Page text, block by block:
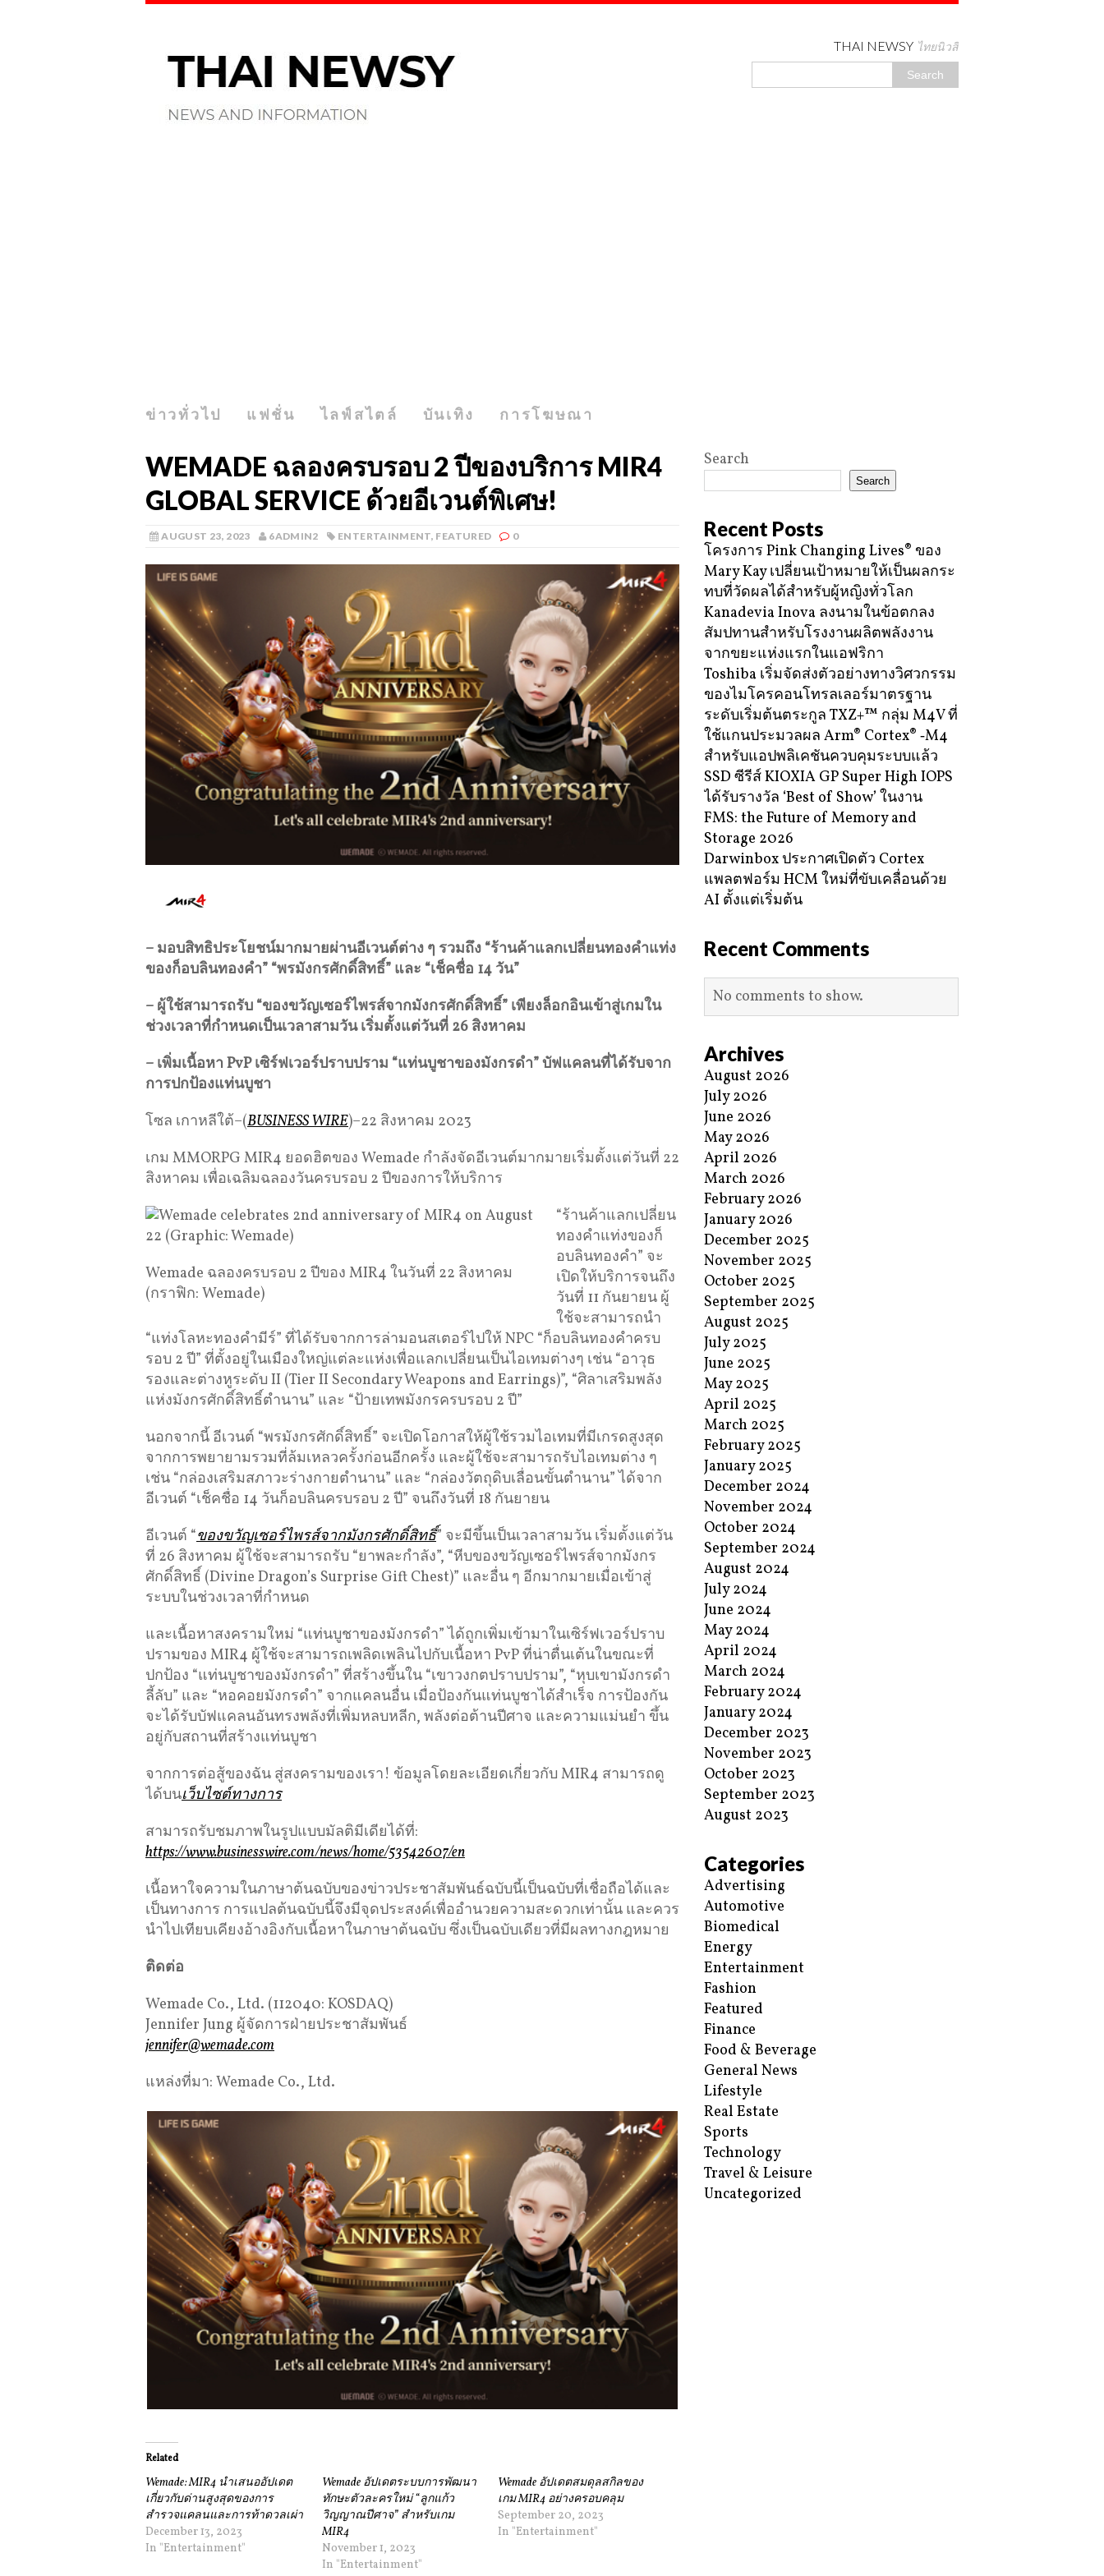
THAI NEWSY ไทยนิวสี่
ข่าวทั่วไป แฟชั่น ไลฟ์สไตล์ บันเทิง การโฆษณา
WEMADE ฉลองครบรอบ 2 ปีของบริการ MIR4
GLOBAL SERVICE ด้วยอีเวนต์พิเศษ!
AUGUST 23, 2023 6ADMIN2 ENTERTAINMENT, FEATURED 0
– มอบสิทธิประโยชน์มากมายผ่านอีเวนต์ต่าง ๆ รวมถึง “ร้านค้าแลกเปลี่ยนทองคำแท่ง
ของก็อบลินทองคำ” “พรมังกรศักดิ์สิทธิ์” และ “เช็คชื่อ 14 วัน”
– ผู้ใช้สามารถรับ “ของขวัญเซอร์ไพรส์จากมังกรศักดิ์สิทธิ์” เพียงล็อกอินเข้าสู่เกมใน
ช่วงเวลาที่กำหนดเป็นเวลาสามวัน เริ่มตั้งแต่วันที่ 26 สิงหาคม
– เพิ่มเนื้อหา PvPเซิร์ฟเวอร์ปราบปราม “แท่นบูชาของมังกรดำ” บัฟแคลนที่ได้รับจาก
การปกป้องแท่นบูชา
โซล เกาหลีใต้–(BUSINESS WIRE)–22 สิงหาคม 2023
เกม MMORPG MIR4 ยอดฮิตของ Wemade กำลังจัดอีเวนต์มากมายเริ่มตั้งแต่วันที่ 22
สิงหาคม เพื่อเฉลิมฉลองวันครบรอบ 2 ปีของการให้บริการ
Wemade ฉลองครบรอบ 2 ปีของ MIR4 ในวันที่ 22 สิงหาคม
(กราฟิก: Wemade)
“ร้านค้าแลกเปลี่ยน
ทองคำแท่งของก็
อบลินทองคำ” จะ
เปิดให้บริการจนถึง
วันที่ 11 กันยายน ผู้
ใช้จะสามารถนำ
“แท่งโลหะทองคำมีร์” ที่ได้รับจากการล่ามอนสเตอร์ไปให้ NPC “ก็อบลินทองคำครบ
รอบ 2 ปี” ที่ตั้งอยู่ในเมืองใหญ่แต่ละแห่งเพื่อแลกเปลี่ยนเป็นไอเทมต่างๆ เช่น “อาวุธ
รองและต่างหูระดับ II (Tier II Secondary Weapons and Earrings)”, “ศิลาเสริมพลัง
แห่งมังกรศักดิ์สิทธิ์ตำนาน” และ “ป้ายเทพมังกรครบรอบ 2 ปี”
นอกจากนี้ อีเวนต์ “พรมังกรศักดิ์สิทธิ์” จะเปิดโอกาสให้ผู้ใช้รวมไอเทมที่มีเกรดสูงสุด
จากการพยายามรวมที่ล้มเหลวครั้งก่อนอีกครั้ง และผู้ใช้จะสามารถรับไอเทมต่าง ๆ
เช่น “กล่องเสริมสภาวะร่างกายตำนาน” และ “กล่องวัตถุดิบเลื่อนขั้นตำนาน” ได้จาก
อีเวนต์ “เช็คชื่อ 14 วันก็อบลินครบรอบ 2 ปี” จนถึงวันที่ 18 กันยายน
อีเวนต์ “ของขวัญเซอร์ไพรส์จากมังกรศักดิ์สิทธิ์” จะมีขึ้นเป็นเวลาสามวัน เริ่มตั้งแต่วัน
ที่ 26 สิงหาคม ผู้ใช้จะสามารถรับ “ยาพละกำลัง”, “หีบของขวัญเซอร์ไพรส์จากมังกร
ศักดิ์สิทธิ์ (Divine Dragon’s Surprise Gift Chest)” และอื่น ๆ อีกมากมายเมื่อเข้าสู่
ระบบในช่วงเวลาที่กำหนด
และเนื้อหาสงครามใหม่ “แท่นบูชาของมังกรดำ” ได้ถูกเพิ่มเข้ามาในเซิร์ฟเวอร์ปราบ
ปรามของ MIR4 ผู้ใช้จะสามารถเพลิดเพลินไปกับเนื้อหา PvP ที่น่าตื่นเต้นในขณะที่
ปกป้อง “แท่นบูชาของมังกรดำ” ที่สร้างขึ้นใน “เขาวงกตปราบปราม”, “หุบเขามังกรดำ
ลี้ลับ” และ “หอคอยมังกรดำ” จากแคลนอื่น เมื่อป้องกันแท่นบูชาได้สำเร็จ การป้องกัน
จะได้รับบัฟแคลนอันทรงพลังที่เพิ่มหลบหลีก, พลังต่อต้านปีศาจ และความแม่นยำ ขึ้น
อยู่กับสถานที่สร้างแท่นบูชา
จากการต่อสู้ของฉัน สู่สงครามของเรา! ข้อมูลโดยละเอียดเกี่ยวกับ MIR4 สามารถดู
ได้บนเว็บไซต์ทางการ
สามารถรับชมภาพในรูปแบบมัลติมีเดียได้ที่:
https://www.businesswire.com/news/home/53542607/en
เนื้อหาใจความในภาษาต้นฉบับของข่าวประชาสัมพันธ์ฉบับนี้เป็นฉบับที่เชื่อถือได้และ
เป็นทางการ การแปลต้นฉบับนี้จึงมีจุดประสงค์เพื่ออำนวยความสะดวกเท่านั้น และควร
นำไปเทียบเคียงอ้างอิงกับเนื้อหาในภาษาต้นฉบับ ซึ่งเป็นฉบับเดียวที่มีผลทางกฎหมาย
ติดต่อ
Wemade Co., Ltd. (112040: KOSDAQ)
Jennifer Jung ผู้จัดการฝ่ายประชาสัมพันธ์
jennifer@wemade.com
แหล่งที่มา: Wemade Co., Ltd.
Related
Wemade: MIR4 นำเสนออัปเดต
เกี่ยวกับด่านสูงสุดของการ
สำรวจแคลนและการท้าดวลเผ่า
December 13, 2023
In "Entertainment"
Wemade อัปเดตระบบการพัฒนา
ทักษะตัวละครใหม่ “ลูกแก้ว
วิญญาณปีศาจ” สำหรับเกม
MIR4
November 1, 2023
In "Entertainment"
Wemade อัปเดตสมดุลสกิลของ
เกม MIR4 อย่างครอบคลุม
September 20, 2023
In "Entertainment"
Search
Search
Recent Posts
โครงการ Pink Changing Lives® ของ
Mary Kay เปลี่ยนเป้าหมายให้เป็นผลกระ
ทบที่วัดผลได้สำหรับผู้หญิงทั่วโลก
Kanadevia Inova ลงนามในข้อตกลง
สัมปทานสำหรับโรงงานผลิตพลังงาน
จากขยะแห่งแรกในแอฟริกา
Toshiba เริ่มจัดส่งตัวอย่างทางวิศวกรรม
ของไมโครคอนโทรลเลอร์มาตรฐาน
ระดับเริ่มต้นตระกูล TXZ+™ กลุ่ม M4V ที่
ใช้แกนประมวลผล Arm® Cortex® ‑M4
สำหรับแอปพลิเคชันควบคุมระบบแล้ว
SSD ซีรีส์ KIOXIA GP Super High IOPS
ได้รับรางวัล ‘Best of Show’ ในงาน
FMS: the Future of Memory and
Storage 2026
Darwinbox ประกาศเปิดตัว Cortex
แพลตฟอร์ม HCM ใหม่ที่ขับเคลื่อนด้วย
AI ตั้งแต่เริ่มต้น
Recent Comments
No comments to show.
Archives
August 2026
July 2026
June 2026
May 2026
April 2026
March 2026
February 2026
January 2026
December 2025
November 2025
October 2025
September 2025
August 2025
July 2025
June 2025
May 2025
April 2025
March 2025
February 2025
January 2025
December 2024
November 2024
October 2024
September 2024
August 2024
July 2024
June 2024
May 2024
April 2024
March 2024
February 2024
January 2024
December 2023
November 2023
October 2023
September 2023
August 2023
Categories
Advertising
Automotive
Biomedical
Energy
Entertainment
Fashion
Featured
Finance
Food & Beverage
General News
Lifestyle
Real Estate
Sports
Technology
Travel & Leisure
Uncategorized